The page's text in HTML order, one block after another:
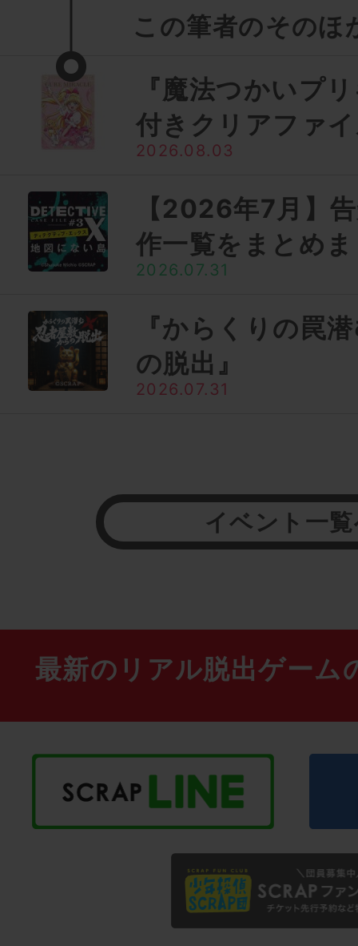
この筆者のそのほ
『魔法つかいプ
付きクリアファ
2026.08.03
【2026年7月】
作一覧をまとめ
2026.07.31
『からくりの罠
の脱出』
2026.07.31
イベント一
最新のリアル脱出ゲーム